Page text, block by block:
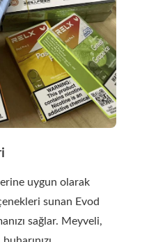
uygun olarak
sunan Evod
sağlar. Meyveli,